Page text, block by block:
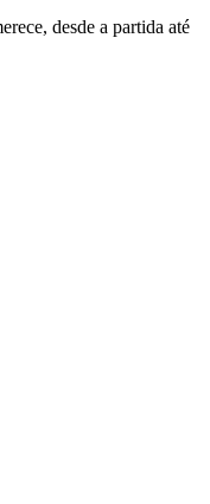
desde a partida até